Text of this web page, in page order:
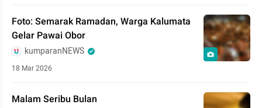
Foto: Semarak Ramadan, Warga Kalumata
Gelar Pawai Obor
kumparanNEWS
18 Mar 2026
Malam Seribu Bulan